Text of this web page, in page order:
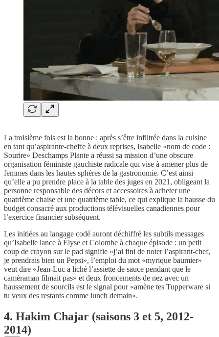
La troisième fois est la bonne : après s’être infiltrée dans la cuisine
en tant qu’aspirante-cheffe à deux reprises, Isabelle «nom de code :
Sourire» Deschamps Plante a réussi sa mission d’une obscure
organisation féministe gauchiste radicale qui vise à amener plus de
femmes dans les hautes sphères de la gastronomie. C’est ainsi
qu’elle a pu prendre place à la table des juges en 2021, obligeant la
personne responsable des décors et accessoires à acheter une
quatrième chaise et une quatrième table, ce qui explique la hausse du
budget consacré aux productions télévisuelles canadiennes pour
l’exercice financier subséquent.
Les initiées au langage codé auront déchiffré les subtils messages
qu’Isabelle lance à Élyse et Colombe à chaque épisode : un petit
coup de crayon sur le pad signifie «j’ai fini de noter l’aspirant-chef,
je prendrais bien un Pepsi», l’emploi du mot «myrique baumier»
veut dire «Jean-Luc a liché l’assiette de sauce pendant que le
caméraman filmait pas» et deux froncements de nez avec un
haussement de sourcils est le signal pour «amène tes Tupperware si
tu veux des restants comme lunch demain».
4. Hakim Chajar (saisons 3 et 5, 2012-
2014)